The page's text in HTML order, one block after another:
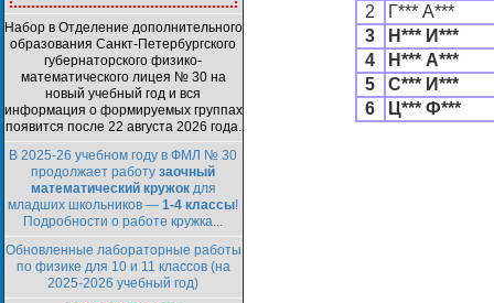
Набор в Отделение дополнительного
образования Санкт-Петербургского
губернаторского физико-
математического лицея № 30 на
новый учебный год и вся
информация о формируемых группах
появится после 22 августа 2026 года.
В 2025-26 учебном году в ФМЛ № 30
продолжает работузаочный
математический кружок для
младших школьников —1-4 классы!
Подробности о работе кружка...
Обновленные лабораторные работы
по физике для 10 и 11 классов (на
2025-2026 учебный год)
2
Г*** А***
3
Н*** И***
4
Н*** А***
5
С*** И***
6
Ц*** Ф***